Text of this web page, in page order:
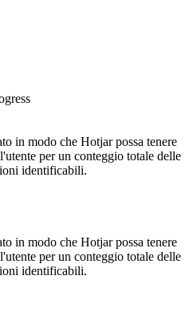
in modo che Hotjar possa tenere
per un conteggio totale delle
identificabili.
in modo che Hotjar possa tenere
per un conteggio totale delle
identificabili.